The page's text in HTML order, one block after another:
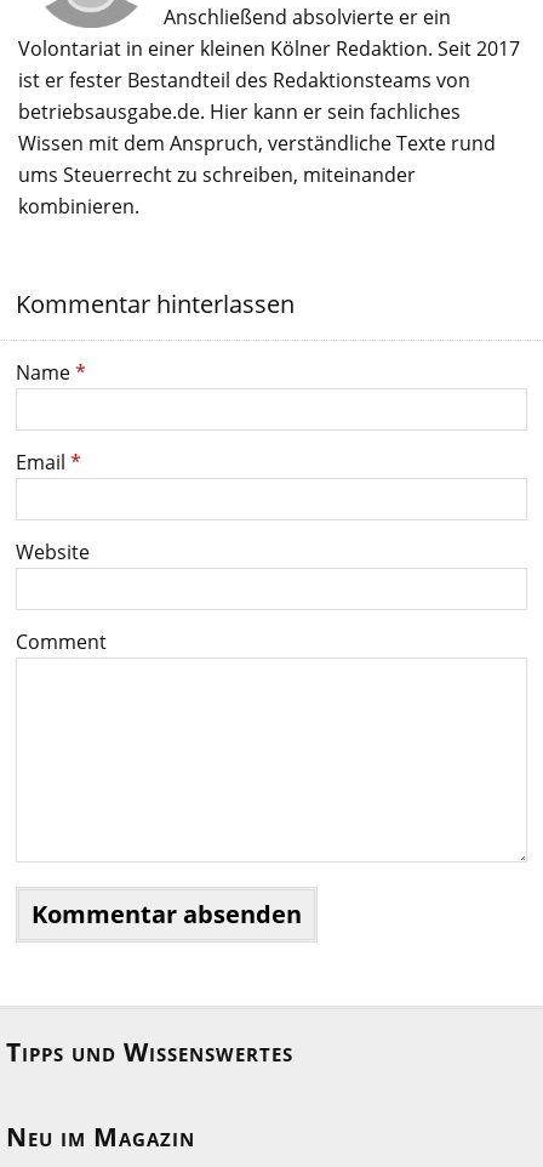
Anschließend absolvierte er ein
Volontariat in einer kleinen Kölner Redaktion. Seit 2017
ist er fester Bestandteil des Redaktionsteams von
betriebsausgabe.de. Hier kann er sein fachliches
Wissen mit dem Anspruch, verständliche Texte rund
ums Steuerrecht zu schreiben, miteinander
kombinieren.
Kommentar hinterlassen
Name*
Email *
Website
Comment
Tipps und Wissenswertes
Neu im Magazin